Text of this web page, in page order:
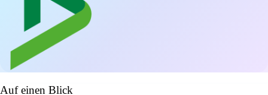
Auf einen Blick